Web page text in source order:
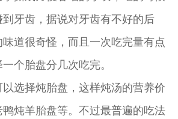
牙齿，据说对牙齿有不好的后
道很奇怪，而且一次吃完量有点
个胎盘分几次吃完。
择炖胎盘，这样炖汤的营养价
炖羊胎盘等。不过最普遍的吃法